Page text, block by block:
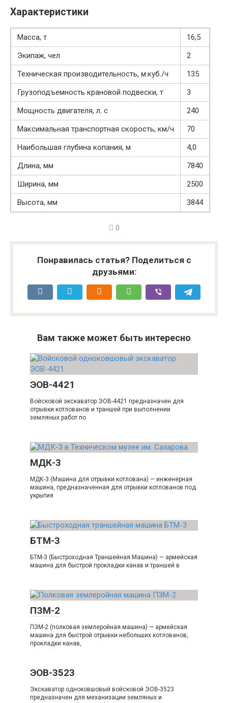
Характеристики
Масса, т
16,5
Экипаж, чел
2
Техническая производительность, м.куб./ч
135
Грузоподъемность крановой подвески, т
3
Мощность двигателя, л. с
240
Максимальная транспортная скорость, км/ч
70
Наибольшая глубина копания, м
4,0
Длина, мм
7840
Ширина, мм
2500
Высота, мм
3844
0
Понравилась статья? Поделиться с
друзьями:
Вам также может быть интересно
ЭОВ-4421
Войсковой экскаватор ЭОВ-4421 предназначен для
отрывки котлованов и траншей при выполнении
земляных работ по
МДК-3
МДК-3 (Машина для отрывки котлована) — инженерная
машина, предназначенная для отрывки котлованов под
укрытия
БТМ-3
БТМ-3 (Быстроходная Траншейная Машина) — армейская
машина для быстрой прокладки канав и траншей в
ПЗМ-2
ПЗМ-2 (полковая землеройная машина) — армейская
машина для быстрой отрывки небольших котлованов,
прокладки канав,
ЭОВ-3523
Экскаватор одноковшовый войсковой ЭОВ-3523
предназначен для механизации земляных и